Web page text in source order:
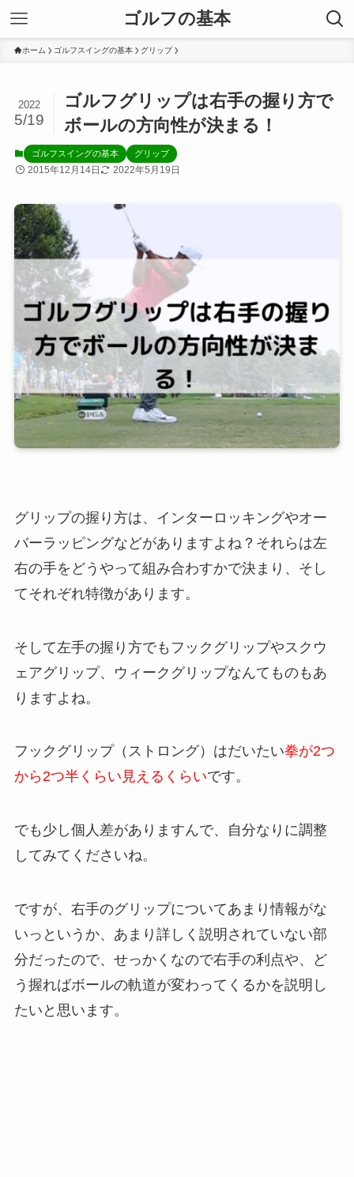
ゴルフの基本
ホーム ゴルフスイングの基本 グリップ
ゴルフグリップは右手の握り方で
ボールの方向性が決まる！
2022
5/19
ゴルフスイングの基本 グリップ
2015年12月14日 2022年5月19日
グリップの握り方は、インターロッキングやオー
バーラッピングなどがありますよね？それらは左
右の手をどうやって組み合わすかで決まり、そし
てそれぞれ特徴があります。
そして左手の握り方でもフックグリップやスクウ
ェアグリップ、ウィークグリップなんてものもあ
りますよね。
フックグリップ（ストロング）はだいたい拳が2つ
から2つ半くらい見えるくらいです。
でも少し個人差がありますんで、自分なりに調整
してみてくださいね。
ですが、右手のグリップについてあまり情報がな
いっというか、あまり詳しく説明されていない部
分だったので、せっかくなので右手の利点や、ど
う握ればボールの軌道が変わってくるかを説明し
たいと思います。